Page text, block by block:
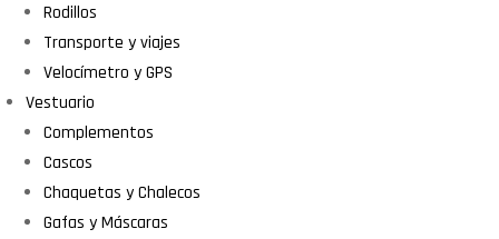
Rodillos
Transporte y viajes
Velocímetro y GPS
Vestuario
Complementos
Cascos
Chaquetas y Chalecos
Gafas y Máscaras